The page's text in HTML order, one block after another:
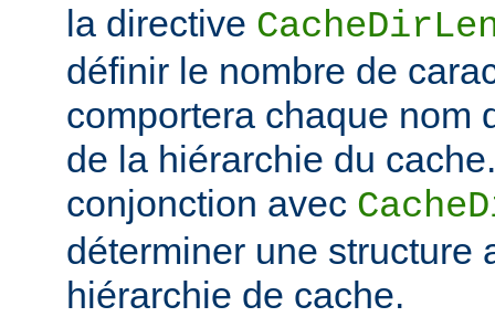
la directive
définir le nombre de
comportera chaque nom
de la hiérarchie du
conjonction avec
déterminer une structure
hiérarchie de cache.